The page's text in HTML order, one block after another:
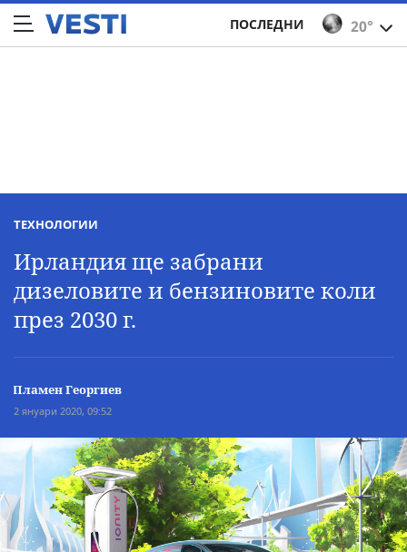
20°
ПОСЛЕДНИ
ТЕХНОЛОГИИ
Ирландия ще забрани
дизеловите и бензиновите коли
през 2030 г.
Пламен Георгиев
2 януари 2020, 09:52